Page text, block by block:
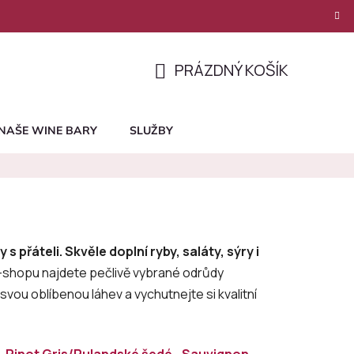
KOŠÍK
PRÁZDNÝ KOŠÍK
WINE BARY SLUŽBY
přáteli. Skvěle doplní ryby, saláty, sýry i
shopu najdete pečlivě vybrané odrůdy
oblíbenou láhev a vychutnejte si kvalitní